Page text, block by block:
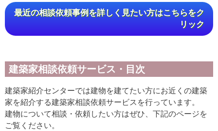
最近の相談依頼事例を詳しく見たい方はこちらをク
リック
建築家相談依頼サービス・目次
建築家紹介センターでは建物を建てたい方にお近くの建築
家を紹介する建築家相談依頼サービスを行っています。
建物について相談・依頼したい方はぜひ、下記のページを
ご覧ください。